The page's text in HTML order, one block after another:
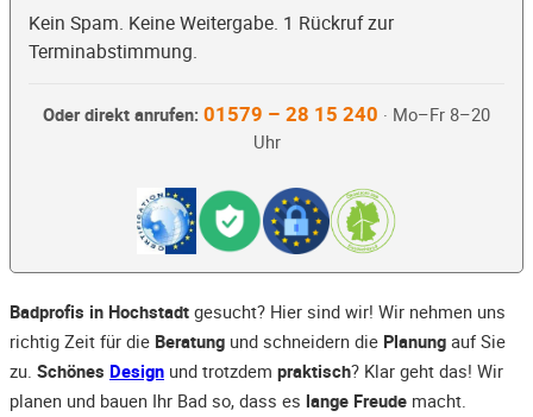
Kein Spam. Keine Weitergabe. 1 Rückruf zur
Terminabstimmung.
Oder direkt anrufen: 01579 – 28 15 240 · Mo–Fr 8–20
Uhr
Badprofis in Hochstadt gesucht? Hier sind wir! Wir nehmen uns
richtig Zeit für die Beratung und schneidern die Planung auf Sie
zu. Schönes Design und trotzdem praktisch? Klar geht das! Wir
planen und bauen Ihr Bad so, dass es lange Freude macht.